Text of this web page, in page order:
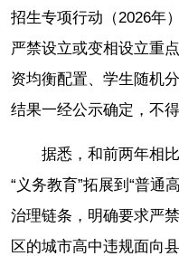
招生专项行动（2026年
严禁设立或变相设立重
资均衡配置、学生随机
结果一经公示确定，不得
据悉，和前两年相
“义务教育”拓展到“普通
治理链条，明确要求严
区的城市高中违规面向